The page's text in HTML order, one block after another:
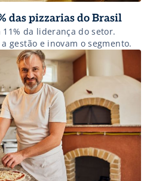
das pizzarias do Brasil
da liderança do setor.
gestão e inovam o segmento.